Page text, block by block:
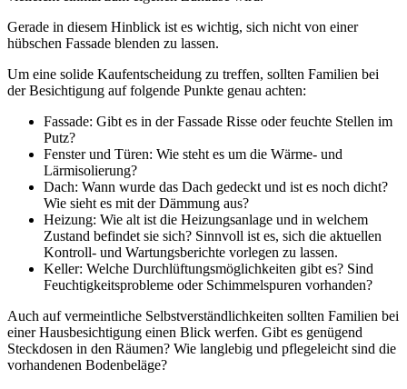
Gerade in diesem Hinblick ist es wichtig, sich nicht von einer
hübschen Fassade blenden zu lassen.
Um eine solide Kaufentscheidung zu treffen, sollten Familien bei
der Besichtigung auf folgende Punkte genau achten:
Fassade: Gibt es in der Fassade Risse oder feuchte Stellen im
Putz?
Fenster und Türen: Wie steht es um die Wärme- und
Lärmisolierung?
Dach: Wann wurde das Dach gedeckt und ist es noch dicht?
Wie sieht es mit der Dämmung aus?
Heizung: Wie alt ist die Heizungsanlage und in welchem
Zustand befindet sie sich? Sinnvoll ist es, sich die aktuellen
Kontroll- und Wartungsberichte vorlegen zu lassen.
Keller: Welche Durchlüftungsmöglichkeiten gibt es? Sind
Feuchtigkeitsprobleme oder Schimmelspuren vorhanden?
Auch auf vermeintliche Selbstverständlichkeiten sollten Familien bei
einer Hausbesichtigung einen Blick werfen. Gibt es genügend
Steckdosen in den Räumen? Wie langlebig und pflegeleicht sind die
vorhandenen Bodenbeläge?